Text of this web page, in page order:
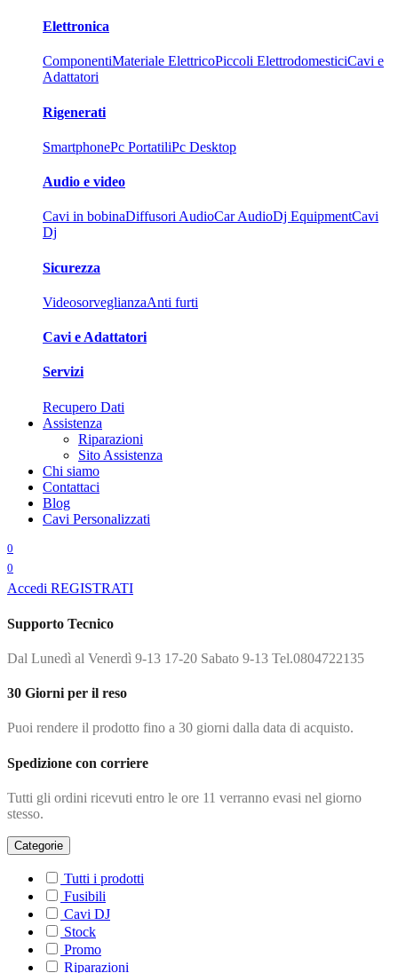
Elettronica
ComponentiMateriale ElettricoPiccoli ElettrodomesticiCavi e
Adattatori
Rigenerati
SmartphonePc PortatiliPc Desktop
Audio e video
Cavi in bobinaDiffusori AudioCar AudioDj EquipmentCavi
Dj
Sicurezza
VideosorveglianzaAnti furti
Cavi e Adattatori
Servizi
Recupero Dati
Assistenza
Riparazioni
Sito Assistenza
Chi siamo
Contattaci
Blog
Cavi Personalizzati
0
0
Accedi REGISTRATI
Supporto Tecnico
Dal Lunedì al Venerdì 9-13 17-20 Sabato 9-13 Tel.0804722135
30 Giorni per il reso
Puoi rendere il prodotto fino a 30 giorni dalla data di acquisto.
Spedizione con corriere
Tutti gli ordini ricevuti entro le ore 11 verranno evasi nel giorno
stesso.
Categorie
Tutti i prodotti
Fusibili
Cavi DJ
Stock
Promo
Riparazioni